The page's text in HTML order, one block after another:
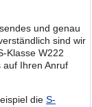
und genau
sind wir
Klasse W222
Ihren Anruf
die S-